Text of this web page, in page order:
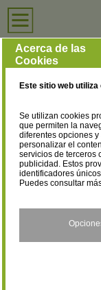
Tiendas de Ropa
Selecciona la localidad
Inicio › Tiendas de
Cáceres
Acerca de las
Cookies
Este sitio web utiliza
Se utilizan cookies
que permiten la
diferentes opciones
personalizar el
servicios de terceros
publicidad. Estos
identificadores
Puedes consultar